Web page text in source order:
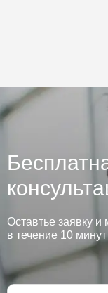
Оставтье заявку
в течение 10 минут